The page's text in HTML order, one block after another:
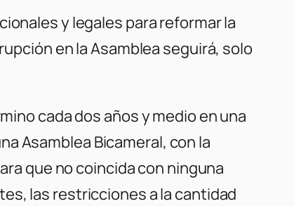
y legales para reformar la
en la Asamblea seguirá, solo
cada dos años y medio en una
Asamblea Bicameral, con la
que no coincida con ninguna
las restricciones a la cantidad